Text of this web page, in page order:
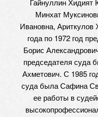
Минхат
Ивановна, Ариткулов
года по 1972 год
Борис
председателя суда
Ахметович. С 1985
суда была Сафина
ее работы в